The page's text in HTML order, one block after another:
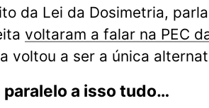
da Lei da Dosimetria,
voltaram a falar na PEC
voltou a ser a única
paralelo a isso tudo…